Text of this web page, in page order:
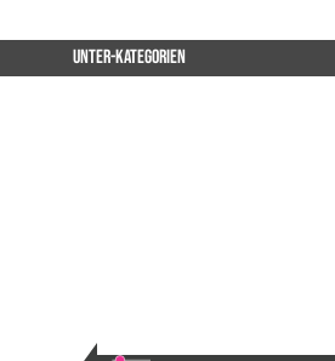
UNTER-KATEGORIEN